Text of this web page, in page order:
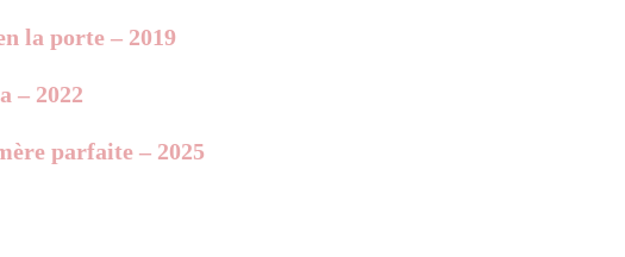
la porte – 2019
– 2022
parfaite – 2025